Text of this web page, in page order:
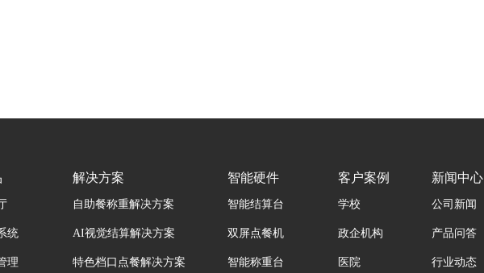
统
理
解决方案
自助餐称重解决方案
AI视觉结算解决方案
特色档口点餐解决方案
智能硬件
智能结算台
双屏点餐机
智能称重台
客户案例
学校
政企机构
医院
新闻中心
公司新闻
产品问答
行业动态